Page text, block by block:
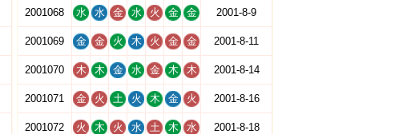
2001068 水 水 金 水 火 金 金 2001-8-9
2001069 金 金 火 木 火 金 金 2001-8-11
2001070 木 木 金 水 金 木 木 2001-8-14
2001071 金 火 土 火 木 金 火 2001-8-16
2001072 火 木 火 水 土 木 水 2001-8-18